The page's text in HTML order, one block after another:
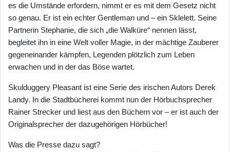
es die Umstände erfordern, nimmt er es mit dem Gesetz nicht
so genau. Er ist ein echter Gentleman und – ein Sklelett. Seine
Partnerin Stephanie, die sich „die Walküre“ nennen lässt,
begleitet ihn in eine Welt voller Magie, in der mächtige Zauberer
gegeneinander kämpfen, Legenden plötzlich zum Leben
erwachen und in der das Böse wartet.
Skulduggery Pleasant ist eine Serie des irischen Autors Derek
Landy. In die Stadtbücherei kommt nun der Hörbuchsprecher
Rainer Strecker und liest aus den Büchern vor – er ist auch der
Originalsprecher der dazugehörigen Hörbücher!
Was die Presse dazu sagt?